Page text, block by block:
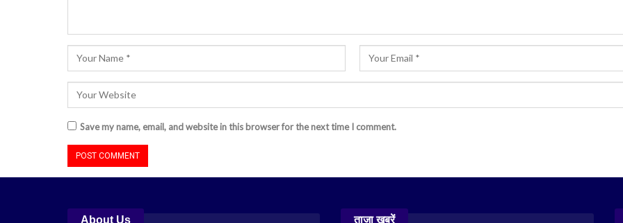
Save my name, email, and website in this browser for the next time I comment.
About Us ताज़ा खबरें